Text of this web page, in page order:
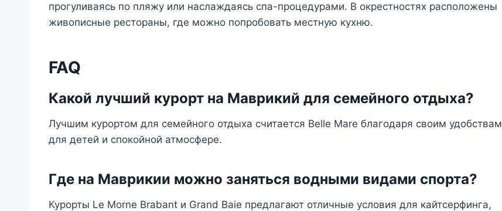
прогуливаясь по пляжу или наслаждаясь спа-процедурами. В окрестностях расположены
живописные рестораны, где можно попробовать местную кухню.
FAQ
Какой лучший курорт на Маврикий для семейного отдыха?
Лучшим курортом для семейного отдыха считается Belle Mare благодаря своим удобствам
для детей и спокойной атмосфере.
Где на Маврикии можно заняться водными видами спорта?
Курорты Le Morne Brabant и Grand Baie предлагают отличные условия для кайтсерфинга,